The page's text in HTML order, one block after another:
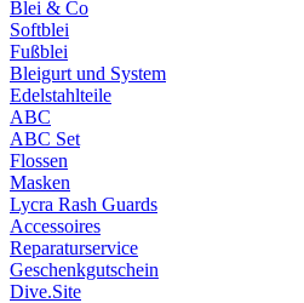
Blei & Co
Softblei
Fußblei
Bleigurt und System
Edelstahlteile
ABC
ABC Set
Flossen
Masken
Lycra Rash Guards
Accessoires
Reparaturservice
Geschenkgutschein
Dive.Site